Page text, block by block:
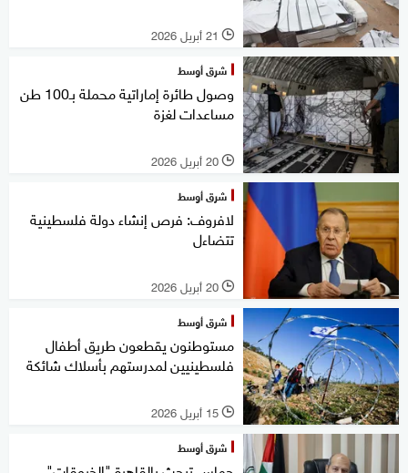
l 21 أبريل 2026
شرق أوسط
وصول طائرة إماراتية محملة بـ100 طن
مساعدات لغزة
l 20 أبريل 2026
شرق أوسط
لافروف: فرص إنشاء دولة فلسطينية
تتضاءل
l 20 أبريل 2026
شرق أوسط
مستوطنون يقطعون طريق أطفال
فلسطينيين لمدرستهم بأسلاك شائكة
l 15 أبريل 2026
شرق أوسط